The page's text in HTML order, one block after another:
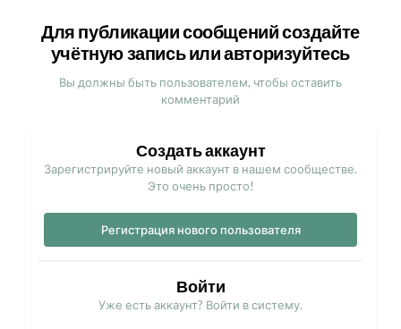
Для публикации сообщений создайте
учётную запись или авторизуйтесь
Вы должны быть пользователем, чтобы оставить
комментарий
Создать аккаунт
Зарегистрируйте новый аккаунт в нашем сообществе.
Это очень просто!
Регистрация нового пользователя
Войти
Уже есть аккаунт? Войти в систему.